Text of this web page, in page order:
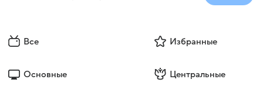
Все Избранные
Основные Центральные